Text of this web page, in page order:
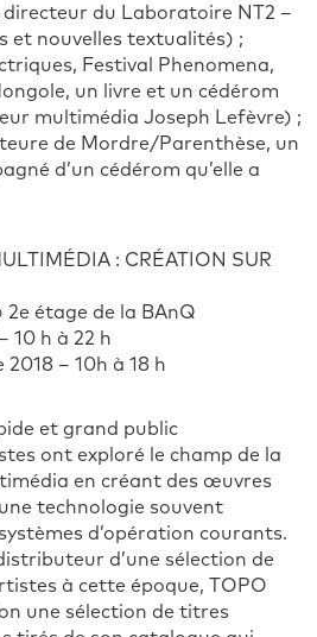
du Laboratoire NT2 –
et nouvelles textualités) ;
Festival Phenomena,
un livre et un cédérom
multimédia Joseph Lefèvre) ;
de Mordre/Parenthèse, un
d’un cédérom qu’elle a
: CRÉATION SUR
2e étage de la BAnQ
10 h à 22 h
2018 – 10h à 18 h
et grand public
ont exploré le champ de la
en créant des œuvres
technologie souvent
d’opération courants.
d’une sélection de
à cette époque, TOPO
une sélection de titres